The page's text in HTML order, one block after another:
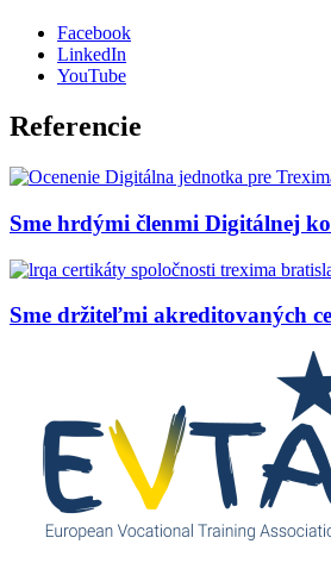
Facebook
LinkedIn
YouTube
Referencie
Sme hrdými členmi Digitálnej
Sme držiteľmi akreditovaných